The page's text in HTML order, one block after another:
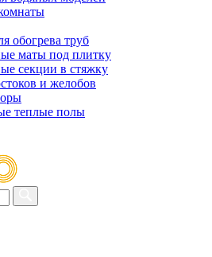
обогрева труб
маты под плитку
секции в стяжку
и желобов
теплые полы